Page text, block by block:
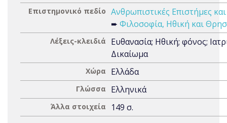
Επιστημονικό πεδίο Ανθρωπιστικές Επιστήμες
➨ Φιλοσοφία, Ηθική και
Λέξεις-κλειδιά
Ευθανασία; Ηθική; φόνος;
Δικαίωμα
Χώρα Ελλάδα
Γλώσσα Ελληνικά
Άλλα στοιχεία 149 σ.